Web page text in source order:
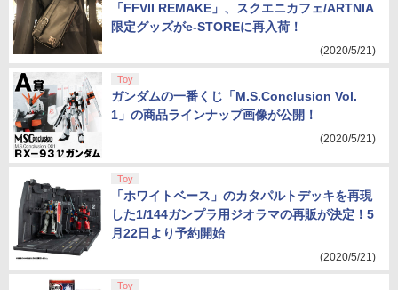
「FFVII REMAKE」、スクエニカフェ/ARTNIA
限定グッズがe-STOREに再入荷！
(2020/5/21)
Toy
ガンダムの一番くじ「M.S.Conclusion Vol.
1」の商品ラインナップ画像が公開！
(2020/5/21)
Toy
「ホワイトベース」のカタパルトデッキを再現
した1/144ガンプラ用ジオラマの再販が決定！5
月22日より予約開始
(2020/5/21)
Toy